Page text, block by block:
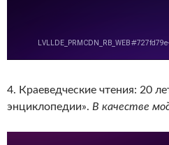
4. Краеведческие чтения: 20
энциклопедии». В качестве